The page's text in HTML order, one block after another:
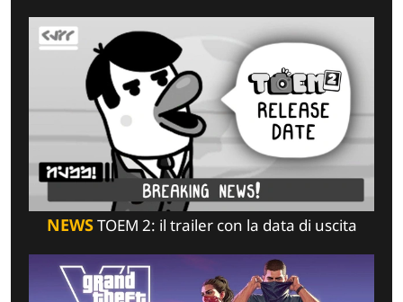
NEWSTOEM 2: il trailer con la data di uscita